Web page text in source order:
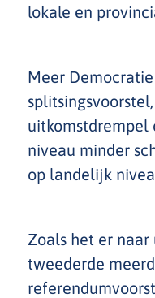
lokale en
Meer
uitkomstdrempel
niveau minder
op landelijk
Zoals het er
tweederde